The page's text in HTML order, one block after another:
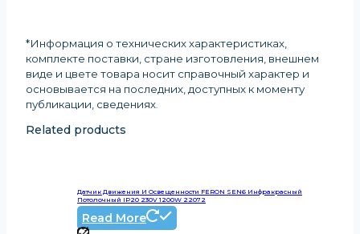
*Информация о технических характеристиках,
комплекте поставки, стране изготовления, внешнем
виде и цвете товара носит справочный характер и
основывается на последних, доступных к моменту
публикации, сведениях.
Related products
Датчик Движения И Освещенности FERON SEN6 Инфракрасный
Потолочный IP20 230V 1200W 22072
Read More